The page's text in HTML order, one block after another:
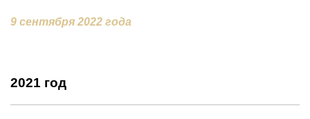
9 сентября 2022 года
2021 год